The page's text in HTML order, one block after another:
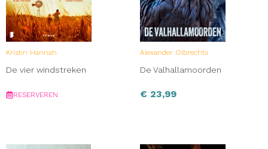
Kristin Hannah
De vier windstreken
RESERVEREN
Alexander Olbrechts
De Valhallamoorden
€ 23,99